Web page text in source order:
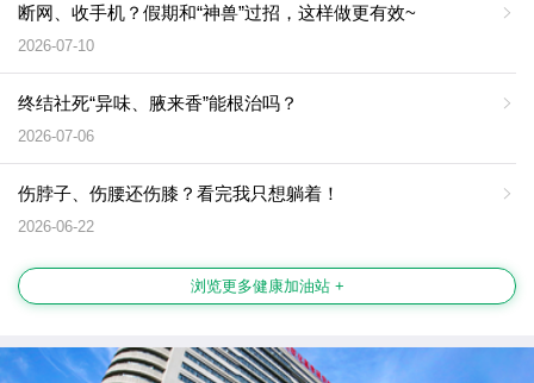
断网、收手机？假期和“神兽”过招，这样做更有效~
2026-07-10
终结社死“异味、腋来香”能根治吗？
2026-07-06
伤脖子、伤腰还伤膝？看完我只想躺着！
2026-06-22
浏览更多健康加油站 +